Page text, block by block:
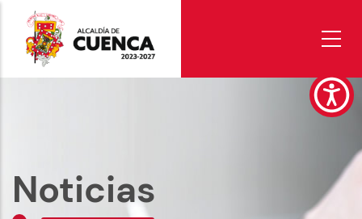
contenido
principal
Noticias